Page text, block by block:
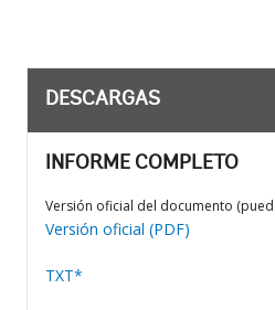
DESCARGAS
INFORME COMPLETO
Versión oficial del documento
Versión oficial (PDF)
TXT*